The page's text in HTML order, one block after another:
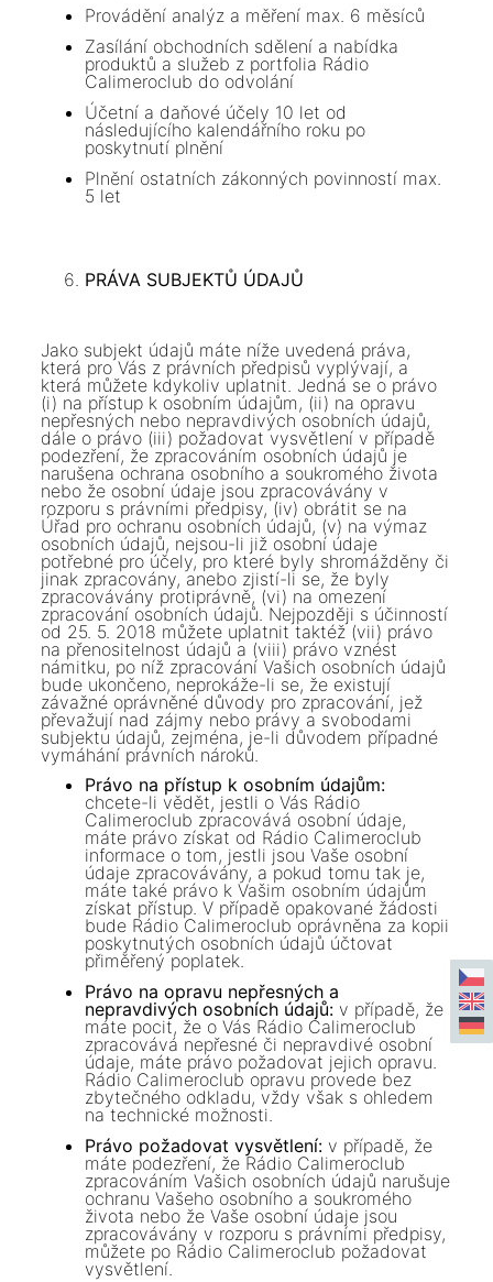
Provádění analýz a měření max. 6 měsíců
Zasílání obchodních sdělení a nabídka
produktů a služeb z portfolia Rádio
Calimeroclub do odvolání
Účetní a daňové účely 10 let od
následujícího kalendářního roku po
poskytnutí plnění
Plnění ostatních zákonných povinností max.
5 let
PRÁVA SUBJEKTŮ ÚDAJŮ
Jako subjekt údajů máte níže uvedená práva,
která pro Vás z právních předpisů vyplývají, a
která můžete kdykoliv uplatnit. Jedná se o právo
(i) na přístup k osobním údajům, (ii) na opravu
nepřesných nebo nepravdivých osobních údajů,
dále o právo (iii) požadovat vysvětlení v případě
podezření, že zpracováním osobních údajů je
narušena ochrana osobního a soukromého života
nebo že osobní údaje jsou zpracovávány v
rozporu s právními předpisy, (iv) obrátit se na
Úřad pro ochranu osobních údajů, (v) na výmaz
osobních údajů, nejsou-li již osobní údaje
potřebné pro účely, pro které byly shromážděny či
jinak zpracovány, anebo zjistí-li se, že byly
zpracovávány protiprávně, (vi) na omezení
zpracování osobních údajů. Nejpozději s účinností
od 25. 5. 2018 můžete uplatnit taktéž (vii) právo
na přenositelnost údajů a (viii) právo vznést
námitku, po níž zpracování Vašich osobních údajů
bude ukončeno, neprokáže-li se, že existují
závažné oprávněné důvody pro zpracování, jež
převažují nad zájmy nebo právy a svobodami
subjektu údajů, zejména, je-li důvodem případné
vymáhání právních nároků.
Právo na přístup k osobním údajům:
chcete-li vědět, jestli o Vás Rádio
Calimeroclub zpracovává osobní údaje,
máte právo získat od Rádio Calimeroclub
informace o tom, jestli jsou Vaše osobní
údaje zpracovávány, a pokud tomu tak je,
máte také právo k Vašim osobním údajům
získat přístup. V případě opakované žádosti
bude Rádio Calimeroclub oprávněna za kopii
poskytnutých osobních údajů účtovat
přiměřený poplatek.
Právo na opravu nepřesných a
nepravdivých osobních údajů:v případě, že
máte pocit, že o Vás Rádio Calimeroclub
zpracovává nepřesné či nepravdivé osobní
údaje, máte právo požadovat jejich opravu.
Rádio Calimeroclub opravu provede bez
zbytečného odkladu, vždy však s ohledem
na technické možnosti.
Právo požadovat vysvětlení:v případě, že
máte podezření, žeRádio Calimeroclub
zpracováním Vašich osobních údajů narušuje
ochranu Vašeho osobního a soukromého
života nebo že Vaše osobní údaje jsou
zpracovávány v rozporu s právními předpisy,
můžete po Rádio Calimeroclub požadovat
vysvětlení.